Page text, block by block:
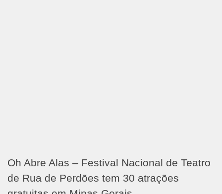
Oh Abre Alas – Festival Nacional de Teatro
de Rua de Perdões tem 30 atrações